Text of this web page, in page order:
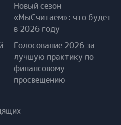
Новый сезон
«МыСчитаем»: что будет
в 2026 году
Голосование 2026 за
лучшую практику по
финансовому
просвещению